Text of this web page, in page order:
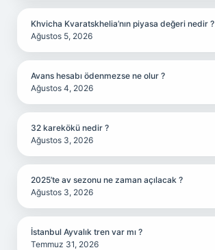
Khvicha Kvaratskhelia’nın piyasa değeri nedir ?
Ağustos 5, 2026
Avans hesabı ödenmezse ne olur ?
Ağustos 4, 2026
32 karekökü nedir ?
Ağustos 3, 2026
2025’te av sezonu ne zaman açılacak ?
Ağustos 3, 2026
İstanbul Ayvalık tren var mı ?
Temmuz 31, 2026